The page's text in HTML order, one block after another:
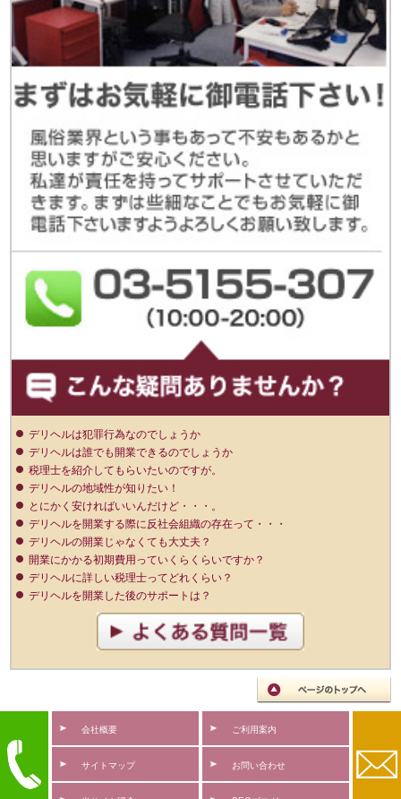
デリヘルは犯罪行為なのでしょうか
デリヘルは誰でも開業できるのでしょうか
税理士を紹介してもらいたいのですが。
デリヘルの地域性が知りたい！
とにかく安ければいいんだけど・・・。
デリヘルを開業する際に反社会組織の存在って・・・
デリヘルの開業じゃなくても大丈夫？
開業にかかる初期費用っていくらくらいですか？
デリヘルに詳しい税理士ってどれくらい？
デリヘルを開業した後のサポートは？
会社概要 ご利用案内
サイトマップ お問い合わせ